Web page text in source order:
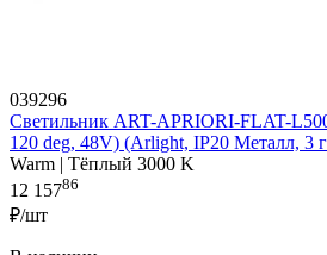
039296
Светильник ART-APRIORI-FLAT-
120 deg, 48V) (Arlight, IP20 Металл, 3
Warm | Тёплый 3000 K
12 15786
₽/шт